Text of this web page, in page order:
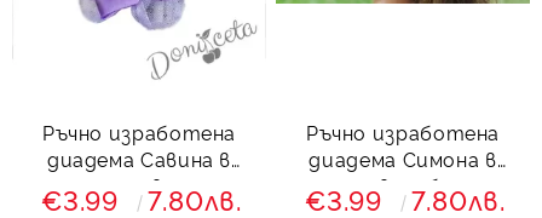
Ръчно изработена
диадема Савина в
лилаво
€3.99 7.80лв.
Ръчно изработена
диадема Симона в
лилаво и бяло
€3.99 7.80лв.